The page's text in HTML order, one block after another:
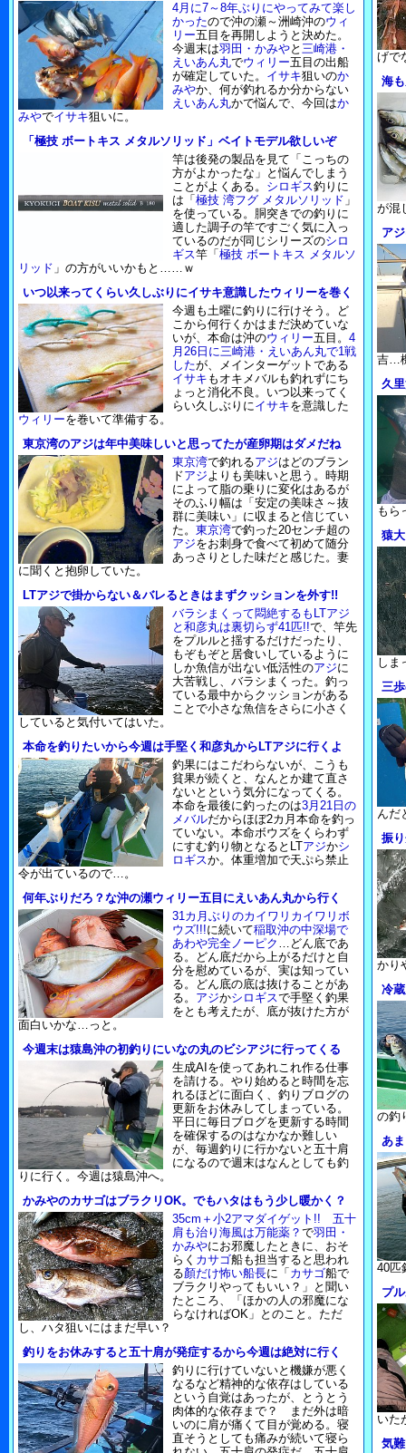
4月に7～8年ぶりにやってみて楽し
かったので沖の瀬～洲崎沖のウィ
リー五目を再開しようと決めた。
今週末は羽田・かみやと 三崎港・
えいあん丸でウィリー五目の出船
が確定していた。 イサキ狙いのか
みやか、何が釣れるか分からない
えいあん丸かで悩んで、今回はか
みやでイサキ狙いに。
「極技 ボートキス メタルソリッド」ベイトモデル欲しいぞ
竿は後発の製品を見て「こっちの
方がよかったな」と悩んでしまう
ことがよくある。 シロギス釣りに
は「 極技 湾フグ メタルソリッド 」
を使っている。胴突きでの釣りに
適した調子の竿ですごく気に入っ
ているのだが同じシリーズのシロ
ギス竿「 極技 ボートキス メタルソ
リッド 」の方がいいかもと……ｗ
いつ以来ってくらい久しぶりにイサキ意識したウィリーを巻く
今週も土曜に釣りに行けそう。ど
こから何行くかはまだ決めていな
いが、本命は沖のウィリー五目。 4
月26日に三崎港・えいあん丸で1戦
したが、メインターゲットである
イサキ もオキメバルも釣れずにち
ょっと消化不良。いつ以来ってく
らい久しぶりにイサキを意識した
ウィリーを巻いて準備する。
東京湾のアジは年中美味しいと思ってたが産卵期はダメだね
東京湾で釣れるアジはどのブラン
ドアジよりも美味いと思う。時期
によって脂の乗りに変化はあるが
そのふり幅は「安定の美味さ～抜
群に美味い」に収まると信じてい
た。 東京湾で釣った20センチ超の
アジをお刺身で食べて初めて随分
あっさりとした味だと感じた。妻
に聞くと抱卵していた。
LTアジで掛からない＆バレるときはまずクッションを外す!!
バラシまくって悶絶するもLTアジ
と和彦丸は裏切らず41匹!!で、竿先
をプルルと揺するだけだったり、
もぞもぞと居食いしているように
しか魚信が出ない低活性のアジに
大苦戦し、バラシまくった。釣っ
ている最中からクッションがある
ことで小さな魚信をさらに小さく
していると気付いてはいた。
本命を釣りたいから今週は手堅く和彦丸からLTアジに行くよ
釣果にはこだわらないが、こうも
貧果が続くと、なんとか建て直さ
ないとという気分になってくる。
本命を最後に釣ったのは3月21日の
メバルだからほぼ2カ月本命を釣っ
ていない。本命ボウズをくらわず
にすむ釣り物となるとLTアジかシ
ロギスか。体重増加で天ぷら禁止
令が出ているので…。
何年ぶりだろ？な沖の瀬ウィリー五目にえいあん丸から行く
31カ月ぶりのカイワリカイワリボ
ウズ!!!に続いて稲取沖の中深場で
あわや完全ノーピク …どん底であ
る。どん底だから上がるだけと自
分を慰めているが、実は知ってい
る。どん底の底は抜けることがあ
る。 アジかシロギスで手堅く釣果
をとも考えたが、底が抜けた方が
面白いかな…っと。
今週末は猿島沖の初釣りにいなの丸のビシアジに行ってくる
生成AIを使ってあれこれ作る仕事
を請ける。やり始めると時間を忘
れるほどに面白く、釣りブログの
更新をお休みしてしまっている。
平日に毎日ブログを更新する時間
を確保するのはなかなか難しい
が、毎週釣りに行かないと五十肩
になるので週末はなんとしても釣
りに行く。今週は猿島沖へ。
かみやのカサゴはブラクリOK。でもハタはもう少し暖かく？
35cm＋小2アマダイゲット!! 五十
肩も治り海風は万能薬？ で羽田・
かみやにお邪魔したときに、おそ
らく カサゴ船も担当すると思われ
る顏だけ怖い船長に「 カサゴ船で
ブラクリやってもいい？」と聞い
たところ、「ほかの人の邪魔にな
らなければOK」とのこと。ただ
し、ハタ狙いにはまだ早い？
釣りをお休みすると五十肩が発症するから今週は絶対に行く
釣りに行けていないと機嫌が悪く
なるなど精神的な依存はしている
という自覚はあったが、とうとう
肉体的な依存まで？ まだ外は暗
いのに肩が痛くて目が覚める。寝
直そうとしても痛みが続いて寝ら
げで
海
が混
ア
吉…
久
もら
猿
しま
三
んだ
振
かり
冷
の釣
あ
40匹
プ
いた
気